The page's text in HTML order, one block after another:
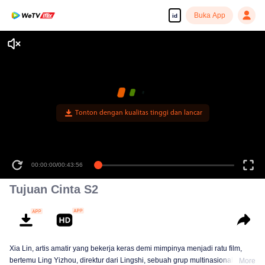
id Buka App
Tonton dengan kualitas tinggi dan lancar
00:00:00/00:43:56
Tujuan Cinta S2
Xia Lin, artis amatir yang bekerja keras demi mimpinya menjadi ratu film,
bertemu Ling Yizhou, direktur dari Lingshi, sebuah grup multinasional yang
More